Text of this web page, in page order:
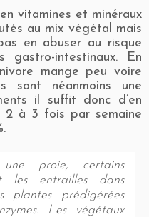
vitamines et minéraux
au mix végétal mais
en abuser au risque
intestinaux. En
mange peu voire
néanmoins une
il suffit donc d’en
2 à 3 fois par semaine
proie, certains
les entrailles dans
plantes prédigérées
Les végétaux